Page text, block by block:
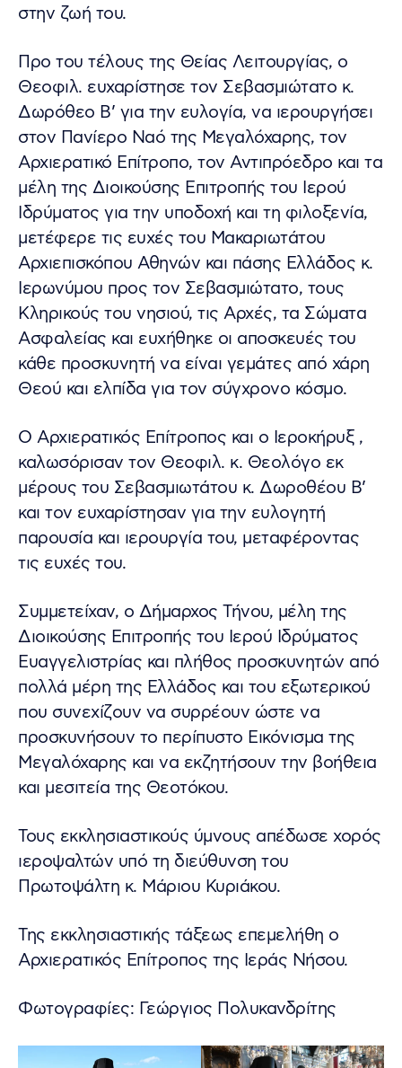
στην ζωή του.
Προ του τέλους της Θείας Λειτουργίας, ο
Θεοφιλ. ευχαρίστησε τον Σεβασμιώτατο κ.
Δωρόθεο Β’ για την ευλογία, να ιερουργήσει
στον Πανίερο Ναό της Μεγαλόχαρης, τον
Αρχιερατικό Επίτροπο, τον Αντιπρόεδρο και τα
μέλη της Διοικούσης Επιτροπής του Ιερού
Ιδρύματος για την υποδοχή και τη φιλοξενία,
μετέφερε τις ευχές του Μακαριωτάτου
Αρχιεπισκόπου Αθηνών και πάσης Ελλάδος κ.
Ιερωνύμου προς τον Σεβασμιώτατο, τους
Κληρικούς του νησιού, τις Αρχές, τα Σώματα
Ασφαλείας και ευχήθηκε οι αποσκευές του
κάθε προσκυνητή να είναι γεμάτες από χάρη
Θεού και ελπίδα για τον σύγχρονο κόσμο.
Ο Αρχιερατικός Επίτροπος και ο Ιεροκήρυξ ,
καλωσόρισαν τον Θεοφιλ. κ. Θεολόγο εκ
μέρους του Σεβασμιωτάτου κ. Δωροθέου Β’
και τον ευχαρίστησαν για την ευλογητή
παρουσία και ιερουργία του, μεταφέροντας
τις ευχές του.
Συμμετείχαν, ο Δήμαρχος Τήνου, μέλη της
Διοικούσης Επιτροπής του Ιερού Ιδρύματος
Ευαγγελιστρίας και πλήθος προσκυνητών από
πολλά μέρη της Ελλάδος και του εξωτερικού
που συνεχίζουν να συρρέουν ώστε να
προσκυνήσουν το περίπυστο Εικόνισμα της
Μεγαλόχαρης και να εκζητήσουν την βοήθεια
και μεσιτεία της Θεοτόκου.
Τους εκκλησιαστικούς ύμνους απέδωσε χορός
ιεροψαλτών υπό τη διεύθυνση του
Πρωτοψάλτη κ. Μάριου Κυριάκου.
Της εκκλησιαστικής τάξεως επεμελήθη ο
Αρχιερατικός Επίτροπος της Ιεράς Νήσου.
Φωτογραφίες: Γεώργιος Πολυκανδρίτης